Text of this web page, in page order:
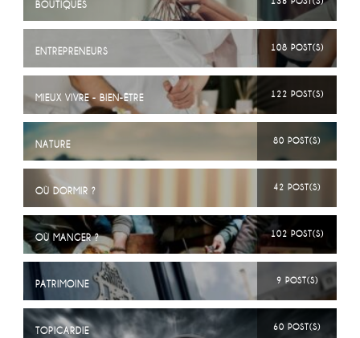
BOUTIQUES
ENTREPRENEURS 108 POST(S)
MIEUX VIVRE - BIEN-ÊTRE 122 POST(S)
NATURE 80 POST(S)
OÙ DORMIR ? 42 POST(S)
OÙ MANGER ? 102 POST(S)
PATRIMOINE 9 POST(S)
TOPICARDIE 60 POST(S)